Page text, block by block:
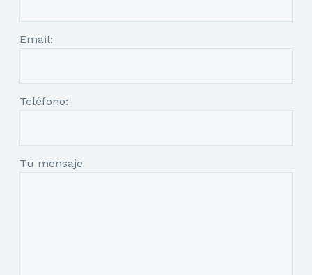
Email:
Teléfono:
Tu mensaje